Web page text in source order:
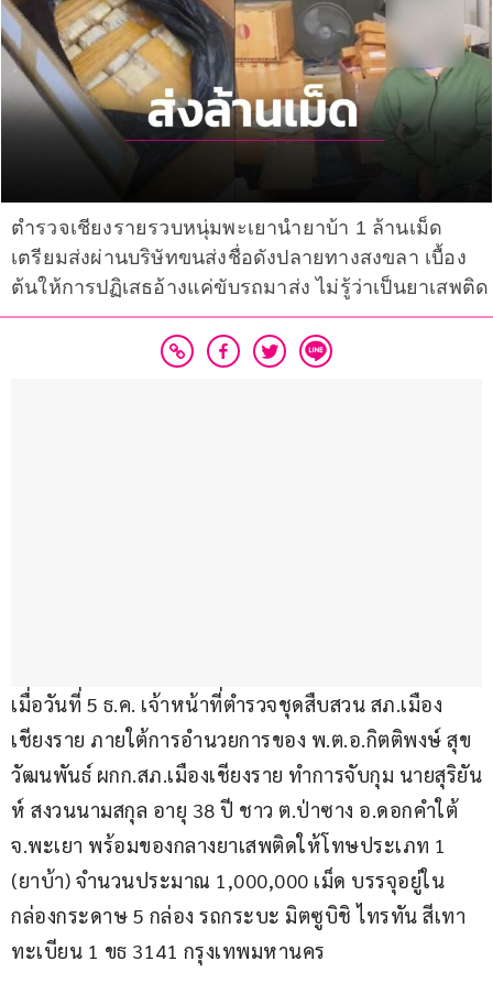
ตำรวจเชียงรายรวบหนุ่มพะเยานำยาบ้า 1 ล้านเม็ด
เตรียมส่งผ่านบริษัทขนส่งชื่อดังปลายทางสงขลา เบื้อง
ต้นให้การปฏิเสธอ้างแค่ขับรถมาส่ง ไม่รู้ว่าเป็นยาเสพติด
เมื่อวันที่ 5 ธ.ค. เจ้าหน้าที่ตำรวจชุดสืบสวน สภ.เมือง
เชียงราย ภายใต้การอำนวยการของ พ.ต.อ.กิตติพงษ์ สุข
วัฒนพันธ์ ผกก.สภ.เมืองเชียงราย ทำการจับกุม นายสุริยัน
ห์ สงวนนามสกุล อายุ 38 ปี ชาว ต.ป่าซาง อ.ดอกคำใต้
จ.พะเยา พร้อมของกลางยาเสพติดให้โทษประเภท 1
(ยาบ้า) จำนวนประมาณ 1,000,000 เม็ด บรรจุอยู่ใน
กล่องกระดาษ 5 กล่อง รถกระบะ มิตซูบิชิ ไทรทัน สีเทา
ทะเบียน 1 ขธ 3141 กรุงเทพมหานคร